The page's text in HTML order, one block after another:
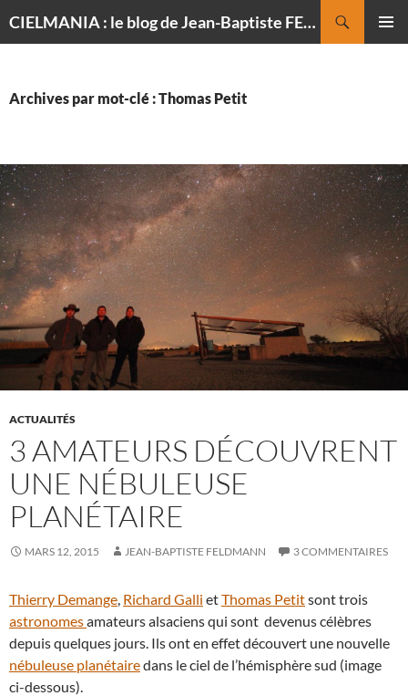
CIELMANIA : le blog de Jean-Baptiste FELDMANN, photographe du ciel
Archives par mot-clé : Thomas Petit
ACTUALITÉS
3 AMATEURS DÉCOUVRENT
UNE NÉBULEUSE
PLANÉTAIRE
MARS 12, 2015 JEAN-BAPTISTE FELDMANN 3 COMMENTAIRES
Thierry Demange, Richard Galli etThomas Petitsont trois
astronomesamateurs alsaciens qui sont devenus célèbres
depuis quelques jours. Ils ont en effet découvert une nouvelle
nébuleuse planétairedans le ciel de l’hémisphère sud (image
ci-dessous).